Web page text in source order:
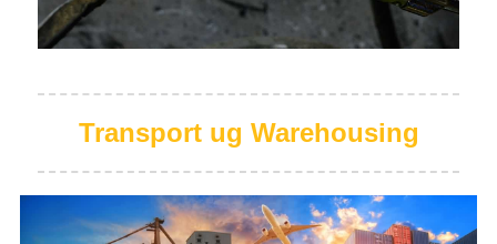
Transport ug Warehousing